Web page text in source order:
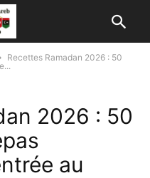
Recettes Ramadan 2026 : 50
2026 : 50
au